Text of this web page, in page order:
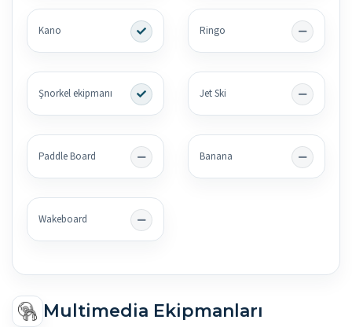
Kano Ringo
Şnorkel ekipmanı Jet Ski
Paddle Board Banana
Wakeboard
Multimedia Ekipmanları